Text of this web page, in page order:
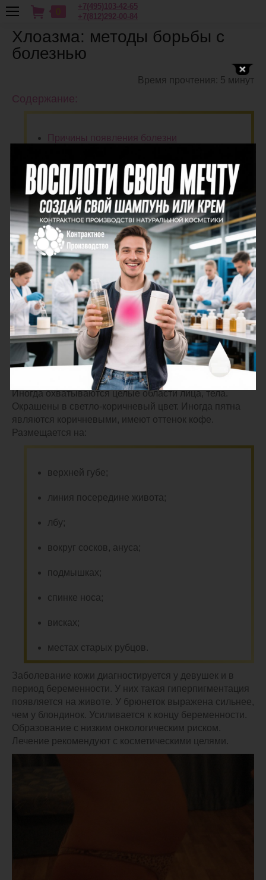
0
+7(495)103-42-65
+7(812)292-00-84
Хлоазма: методы борьбы с
болезнью
Время прочтения: 5 минут
Содержание:
Причины появления болезни
Симптоматика
Диагностика
Устранение проблемы
Народные и косметические средства
Молитва на красоту лица
Какое средство от пигментных пятен
выбрать
Хлоазма – болезнь в виде усиленной пигментации на
отдельном участке кожного покрова. Проявляется
пятнами неправильной формы с четкими границами.
Размер проявлений превышает 1 см в диаметре.
Иногда охватываются целые области лица, тела.
Окрашены в светло-коричневый цвет. Иногда пятна
являются коричневыми, имеют оттенок кофе.
Размещается на:
верхней губе;
линия посередине живота;
лбу;
вокруг сосков, ануса;
подмышках;
спинке носа;
висках;
местах старых рубцов.
Заболевание кожи диагностируется у девушек и в
период беременности. У них такая гиперпигментация
появляется на животе. У брюнеток выражена сильнее,
чем у блондинок. Усиливается к концу беременности.
Образование с низким онкологическим риском.
Лечение рекомендуют с косметическими целями.